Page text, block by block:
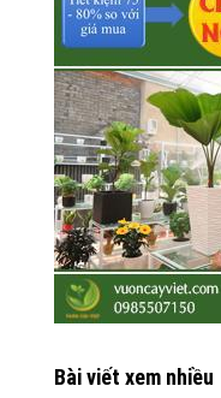
Bài viết xem nhiều